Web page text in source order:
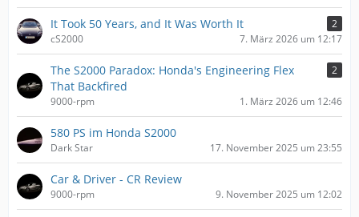
It Took 50 Years, and It Was Worth It
2
cS2000
7. März 2026 um 12:17
The S2000 Paradox: Honda's Engineering Flex
That Backfired
2
9000-rpm 1. März 2026 um 12:46
580 PS im Honda S2000
Dark Star 17. November 2025 um 23:55
Car & Driver - CR Review
9000-rpm 9. November 2025 um 12:02